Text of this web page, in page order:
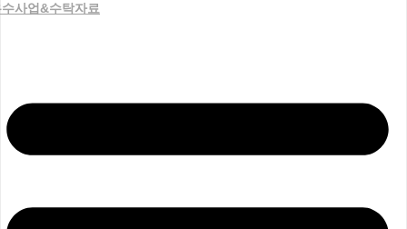
사업&수탁자료